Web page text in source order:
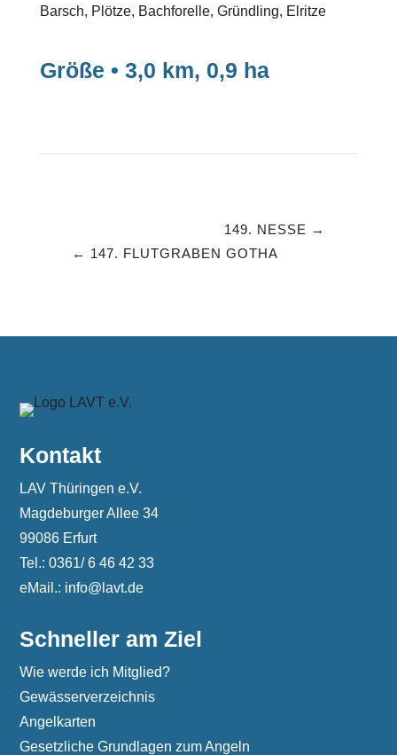
Barsch, Plötze, Bachforelle, Gründling, Elritze
Größe • 3,0 km, 0,9 ha
149. NESSE
147. FLUTGRABEN GOTHA
Kontakt
LAV Thüringen e.V.
Magdeburger Allee 34
99086 Erfurt
Tel.: 0361/ 6 46 42 33
eMail.: info@lavt.de
Schneller am Ziel
Wie werde ich Mitglied?
Gewässerverzeichnis
Angelkarten
Gesetzliche Grundlagen zum Angeln